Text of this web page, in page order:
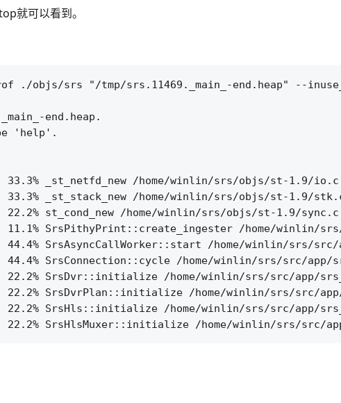
就可以看到。
./objs/srs "/tmp/srs.11469._main_-end.heap" --
end.heap.
'help'.
33.3% _st_netfd_new /home/winlin/srs/objs/st-1.9/
33.3% _st_stack_new /home/winlin/srs/objs/st-1.9/
22.2% st_cond_new /home/winlin/srs/objs/st-1.9/
11.1% SrsPithyPrint::create_ingester /home/winlin/
44.4% SrsAsyncCallWorker::start /home/winlin/srs/
44.4% SrsConnection::cycle /home/winlin/srs/src/app/
22.2% SrsDvr::initialize /home/winlin/srs/src/app/
22.2% SrsDvrPlan::initialize /home/winlin/srs/src/
22.2% SrsHls::initialize /home/winlin/srs/src/app/